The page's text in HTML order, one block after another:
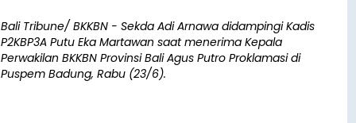
Bali Tribune/ BKKBN - Sekda Adi Arnawa didampingi Kadis
P2KBP3A Putu Eka Martawan saat menerima Kepala
Perwakilan BKKBN Provinsi Bali Agus Putro Proklamasi di
Puspem Badung, Rabu (23/6).